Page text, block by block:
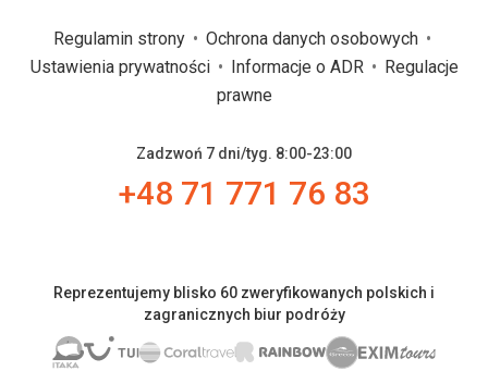
Regulamin strony
Ochrona danych osobowych
Ustawienia prywatności
Informacje o ADR
Regulacje
prawne
Zadzwoń 7 dni/tyg. 8:00-23:00
+48 71 771 76 83
Reprezentujemy blisko 60 zweryfikowanych polskich i
zagranicznych biur podróży